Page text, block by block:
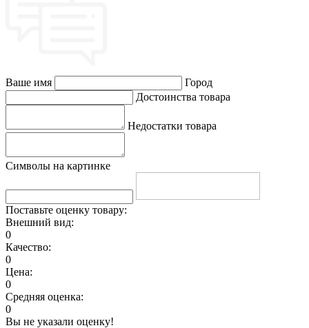
Ваше имя
Город
Достоинства товара
Недостатки товара
Символы на картинке
Поставьте оценку товару:
Внешний вид:
0
Качество:
0
Цена:
0
Средняя оценка:
0
Вы не указали оценку!